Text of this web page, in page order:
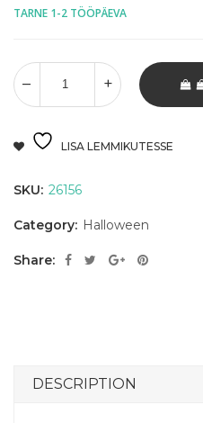
TARNE 1-2 TÖÖPÄEVA
LISA LEMMIKUTESSE
SKU: 26156
Category: Halloween
Share:
DESCRIPTION